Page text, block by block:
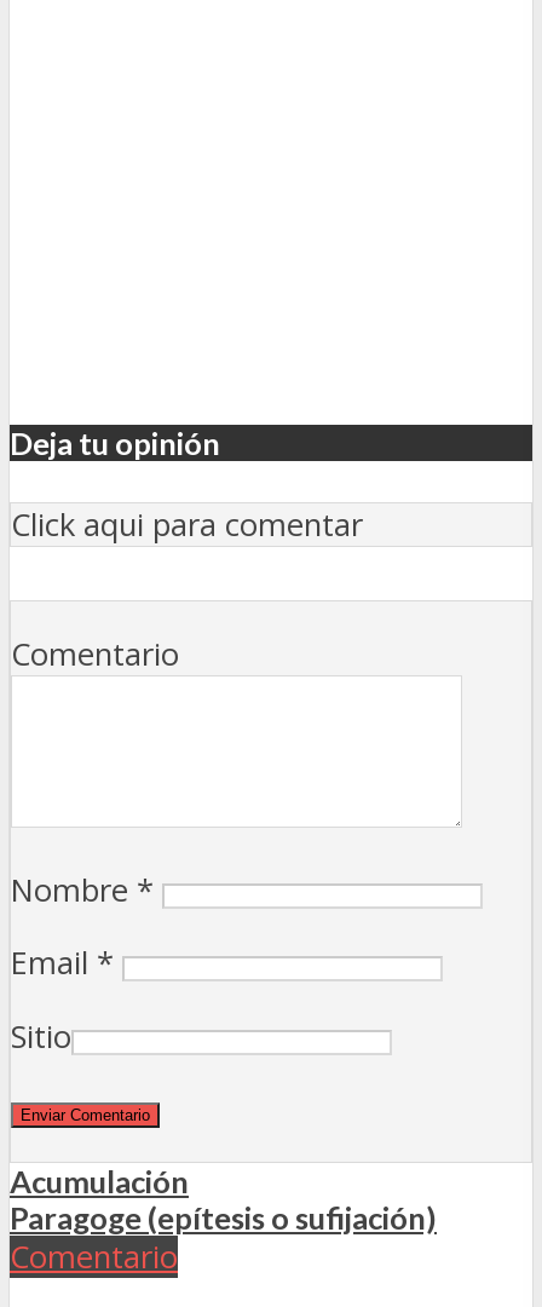
Deja tu opinión
Click aqui para comentar
Comentario
Nombre *
Email *
Sitio
Acumulación
Paragoge (epítesis o sufijación)
Comentario